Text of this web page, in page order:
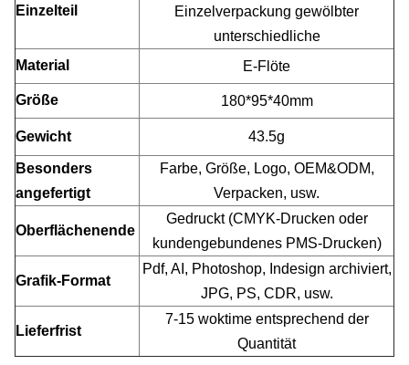
Einzelteil
Einzelverpackung gewölbter
unterschiedliche
Material
E-Flöte
Größe 180*95*40mm
Gewicht 43.5g
Besonders
angefertigt
Farbe, Größe, Logo, OEM&ODM,
Verpacken, usw.
Oberflächenende
Gedruckt (CMYK-Drucken oder
kundengebundenes PMS-Drucken)
Grafik-Format
Pdf, AI, Photoshop, Indesign archiviert,
JPG, PS, CDR, usw.
Lieferfrist
7-15 woktime entsprechend der
Quantität